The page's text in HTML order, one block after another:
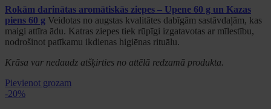
Rokām darinātas aromātiskās ziepes – Upene 60 g un Kazas
piens 60 g Veidotas no augstas kvalitātes dabīgām sastāvdaļām, kas
maigi attīra ādu. Katras ziepes tiek rūpīgi izgatavotas ar mīlestību,
nodrošinot patīkamu ikdienas higiēnas rituālu.
Krāsa var nedaudz atšķirties no attēlā redzamā produkta.
Pievienot grozam
-20%